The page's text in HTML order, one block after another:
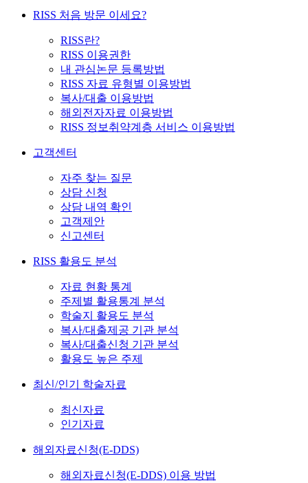
RISS 처음 방문 이세요?
RISS란?
RISS 이용권한
내 관심논문 등록방법
RISS 자료 유형별 이용방법
복사/대출 이용방법
해외전자자료 이용방법
RISS 정보취약계층 서비스 이용방법
고객센터
자주 찾는 질문
상담 신청
상담 내역 확인
고객제안
신고센터
RISS 활용도 분석
자료 현황 통계
주제별 활용통계 분석
학술지 활용도 분석
복사/대출제공 기관 분석
복사/대출신청 기관 분석
활용도 높은 주제
최신/인기 학술자료
최신자료
인기자료
해외자료신청(E-DDS)
해외자료신청(E-DDS) 이용 방법